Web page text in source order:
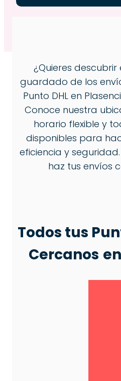
¿Quieres
guardado de los
Punto DHL en
Conoce nuestra
horario flexible y
disponibles para
eficiencia y
haz tus envíos
Todos tus
Cercanos